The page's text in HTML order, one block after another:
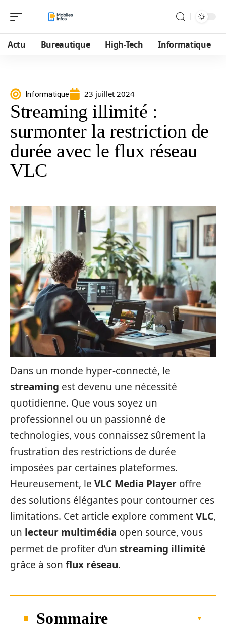
Actu Bureautique High-Tech Informatique
Informatique 23 juillet 2024
Streaming illimité :
surmonter la restriction de
durée avec le flux réseau
VLC
Dans un monde hyper-connecté, le
streaming est devenu une nécessité
quotidienne. Que vous soyez un
professionnel ou un passionné de
technologies, vous connaissez sûrement la
frustration des restrictions de durée
imposées par certaines plateformes.
Heureusement, le VLC Media Player offre
des solutions élégantes pour contourner ces
limitations. Cet article explore commentVLC,
un lecteur multimédia open source, vous
permet de profiter d’un streaming illimité
grâce à son flux réseau.
Sommaire